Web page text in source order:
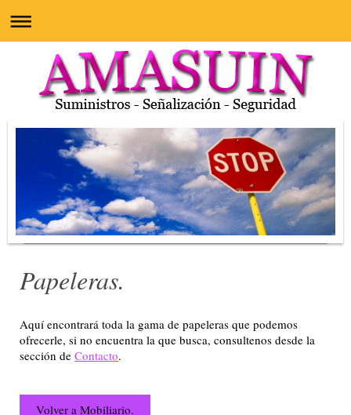
Papeleras.
Aquí encontrará toda la gama de papeleras que podemos
ofrecerle, si no encuentra la que busca, consultenos desde la
sección de Contacto.
Volver a Mobiliario.